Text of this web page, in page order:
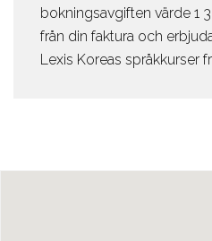
bokningsavgiften värde 1
från din faktura och
Lexis Koreas språkkurser